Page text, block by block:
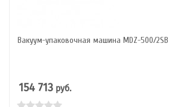
Вакуум-упаковочная машина MDZ-500/2SB
154 713 руб.